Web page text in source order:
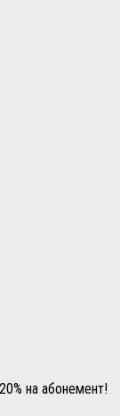
на абонемент!